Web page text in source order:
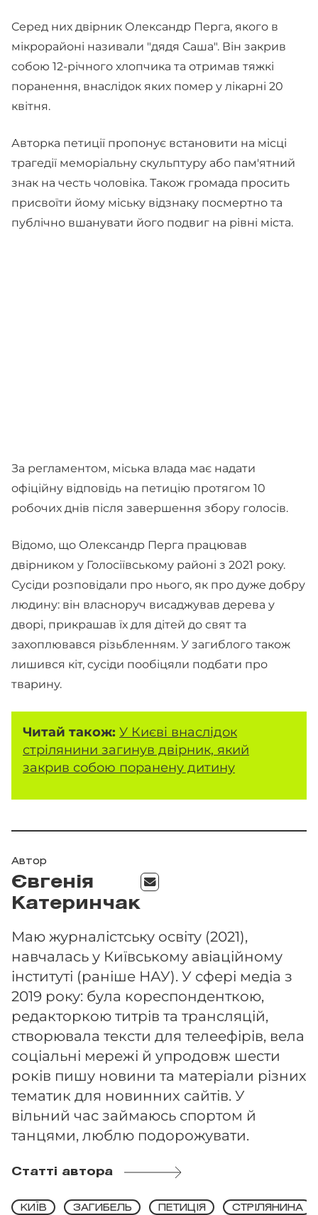
Серед них двірник Олександр Перга, якого в
мікрорайоні називали "дядя Саша". Він закрив
собою 12-річного хлопчика та отримав тяжкі
поранення, внаслідок яких помер у лікарні 20
квітня.
Авторка петиції пропонує встановити на місці
трагедії меморіальну скульптуру або пам'ятний
знак на честь чоловіка. Також громада просить
присвоїти йому міську відзнаку посмертно та
публічно вшанувати його подвиг на рівні міста.
За регламентом, міська влада має надати
офіційну відповідь на петицію протягом 10
робочих днів після завершення збору голосів.
Відомо, що Олександр Перга працював
двірником у Голосіївському районі з 2021 року.
Сусіди розповідали про нього, як про дуже добру
людину: він власноруч висаджував дерева у
дворі, прикрашав їх для дітей до свят та
захоплювався різьбленням. У загиблого також
лишився кіт, сусіди пообіцяли подбати про
тварину.
Читай також: У Києві внаслідок
стрілянини загинув двірник, який
закрив собою поранену дитину
Автор
Євгенія
Катеринчак
Маю журналістську освіту (2021),
навчалась у Київському авіаційному
інституті (раніше НАУ). У сфері медіа з
2019 року: була кореспонденткою,
редакторкою титрів та трансляцій,
створювала тексти для телеефірів, вела
соціальні мережі й упродовж шести
років пишу новини та матеріали різних
тематик для новинних сайтів. У
вільний час займаюсь спортом й
танцями, люблю подорожувати.
Статті автора
КИЇВ ЗАГИБЕЛЬ ПЕТИЦІЯ СТРІЛЯНИНА